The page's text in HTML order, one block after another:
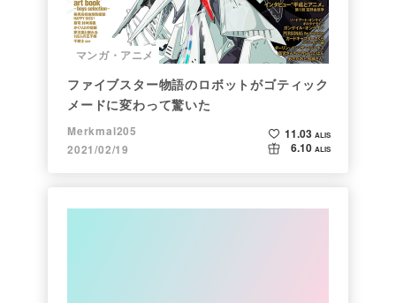
マンガ・アニメ
ファイブスター物語のロボットがゴティック
メードに変わって驚いた
Merkmal205
2021/02/19
11.03 ALIS
6.10 ALIS